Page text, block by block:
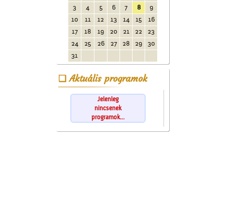
3
4 5 6 7 8
9
10
11 12 13 14 15
16
17
18 19 20 21 22
23
24
25 26 27 28 29
30
31
Aktuális programok
Jelenleg
nincsenek
programok...